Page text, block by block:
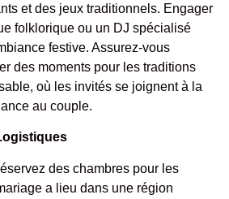
et des jeux traditionnels. Engager
folklorique ou un DJ spécialisé
festive. Assurez-vous
des moments pour les traditions
où les invités se joignent à la
au couple.
des chambres pour les
a lieu dans une région